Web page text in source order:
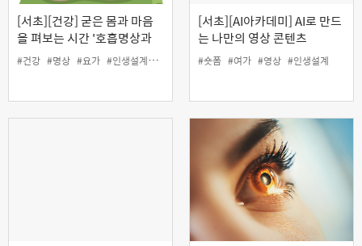
[서초][건강] 굳은 몸과 마음
을 펴보는 시간 '호흡명상과
회복요가'
#건강 #명상 #요가 #인생설계 #호흡
[서초][AI아카데미] AI로 만드
는 나만의 영상 콘텐츠
#숏폼 #여가 #영상 #인생설계